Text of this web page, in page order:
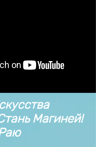
Магиней!